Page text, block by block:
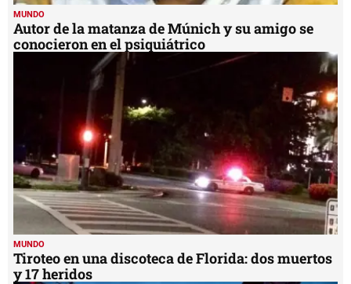
MUNDO
Autor de la matanza de Múnich y su amigo se
conocieron en el psiquiátrico
MUNDO
Tiroteo en una discoteca de Florida: dos muertos
y 17 heridos